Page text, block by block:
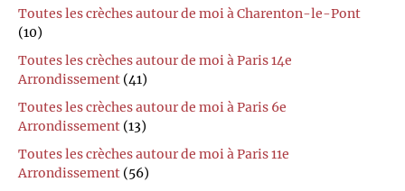
Toutes les crèches autour de moi à Charenton-le-Pont
(10)
Toutes les crèches autour de moi à Paris 14e
Arrondissement (41)
Toutes les crèches autour de moi à Paris 6e
Arrondissement (13)
Toutes les crèches autour de moi à Paris 11e
Arrondissement (56)